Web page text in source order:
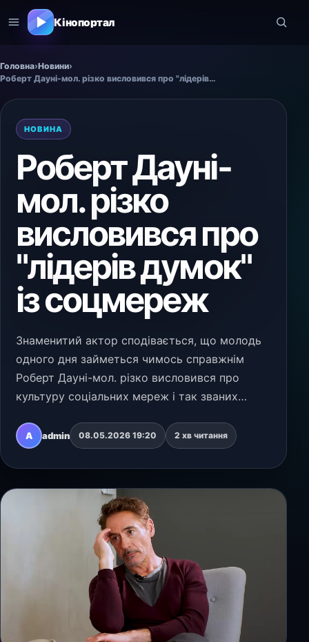
Кінопортал
Головна›Новини›
Роберт Дауні-мол. різко висловився про "лідерів думок" із соцмереж
НОВИНА
Роберт Дауні-
мол. різко
висловився про
"лідерів думок"
із соцмереж
Знаменитий актор сподівається, що молодь
одного дня займеться чимось справжнім
Роберт Дауні-мол. різко висловився про
культуру соціальних мереж і так званих
our Daughters" актор назвав "абсолютною
нісенітницею" тв…
A admin 08.05.2026 19:20 2 хв читання